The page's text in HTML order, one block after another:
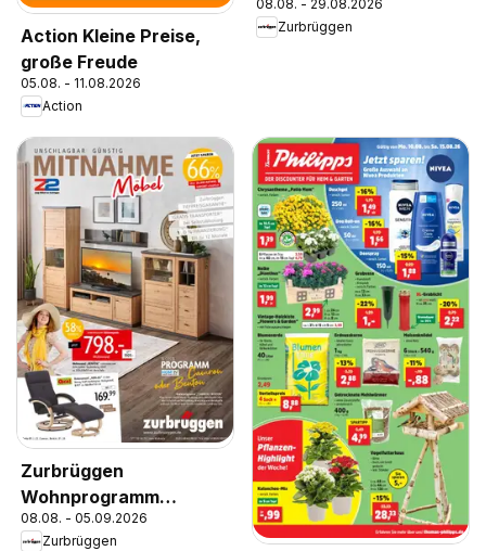
Action Kleine Preise,
große Freude
05.08. - 11.08.2026
Action
08.08. - 29.08.2026
Zurbrüggen
Zurbrüggen
Wohnprogramm
Camron oder Benton
08.08. - 05.09.2026
Zurbrüggen